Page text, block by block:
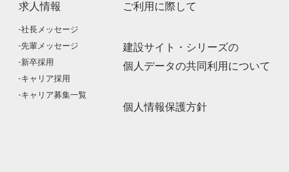
求人情報
社長メッセージ
先輩メッセージ
新卒採用
キャリア採用
キャリア募集一覧
ご利用に際して
建設サイト・シリーズの
個人データの共同利用について
個人情報保護方針